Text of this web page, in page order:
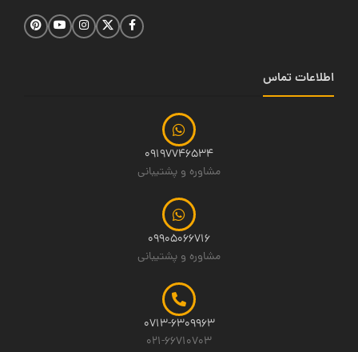
اطلاعات تماس
09197746534
مشاوره و پشتیبانی
09905066716
مشاوره و پشتیبانی
0713-6309963
021-66710703